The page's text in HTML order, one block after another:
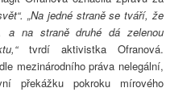
„Na jedné straně se tváří, že
a na straně druhé dá zelenou
tvrdí aktivistka Ofranová.
mezinárodního práva nelegální,
překážku pokroku mírového